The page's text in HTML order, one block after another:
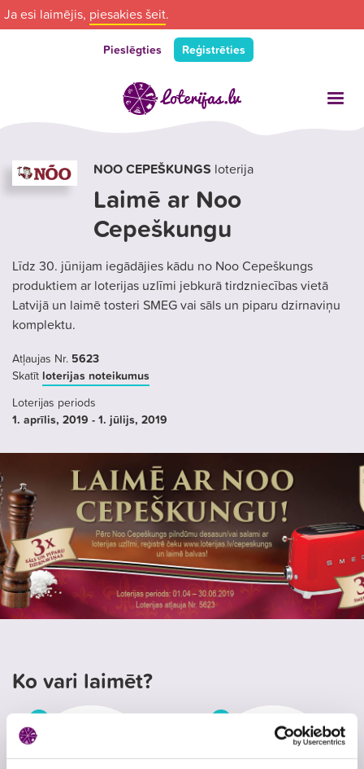
Ja esi laimējis, piesakies šeit.
Pieslēgties Reģistrēties
NOO CEPEŠKUNGS loterija
Laimē ar Noo
Cepeškungu
Līdz 30. jūnijam iegādājies kādu no Noo Cepeškungs
produktiem ar loterijas uzlīmi jebkurā tirdzniecības vietā
Latvijā un laimē tosteri SMEG vai sāls un piparu dzirnaviņu
komplektu.
Atļaujas Nr. 5623
Skatīt loterijas noteikumus
Loterijas periods
1. aprīlis, 2019 - 1. jūlijs, 2019
Ko vari laimēt?
3× 3×